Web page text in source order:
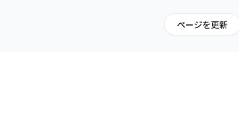
ページを更新